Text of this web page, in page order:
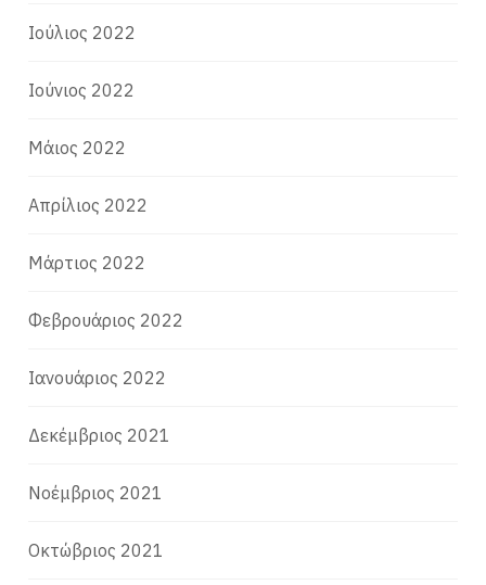
Ιούλιος 2022
Ιούνιος 2022
Μάιος 2022
Απρίλιος 2022
Μάρτιος 2022
Φεβρουάριος 2022
Ιανουάριος 2022
Δεκέμβριος 2021
Νοέμβριος 2021
Οκτώβριος 2021